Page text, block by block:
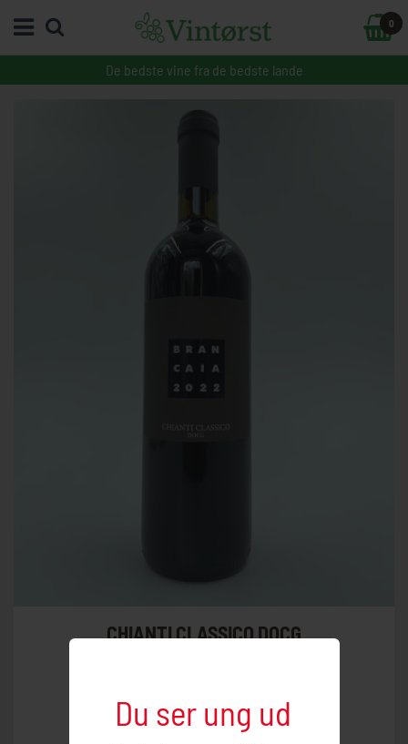
Du ser ung ud
De bedste vine fra de bedste lande
0
CHIANTI CLASSICO DOCG
Land: Italien Område: Toscana